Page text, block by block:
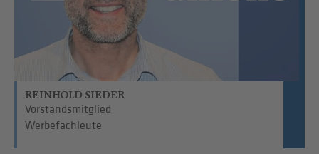
REINHOLD SIEDER
Vorstandsmitglied
Werbefachleute